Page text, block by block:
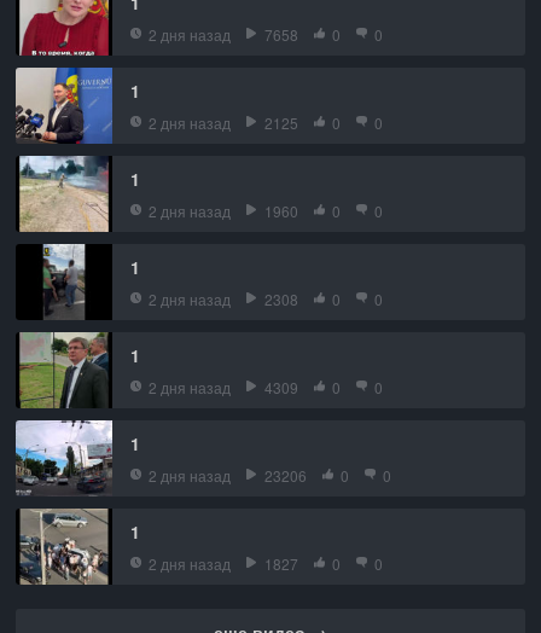
2 дня назад 7658 0 0
1
2 дня назад 2125 0 0
1
2 дня назад 1960 0 0
1
2 дня назад 2308 0 0
1
2 дня назад 4309 0 0
1
2 дня назад 23206 0 0
1
2 дня назад 1827 0 0